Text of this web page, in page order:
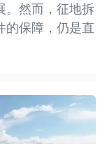
。然而，征地拆
的保障，仍是直